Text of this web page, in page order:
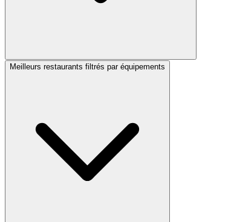
Meilleurs restaurants filtrés par équipements